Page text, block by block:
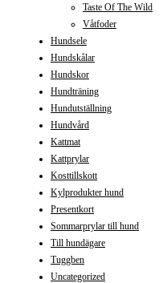
Taste Of The Wild
Våtfoder
Hundsele
Hundskålar
Hundskor
Hundträning
Hundutställning
Hundvård
Kattmat
Kattprylar
Kosttillskott
Kylprodukter hund
Presentkort
Sommarprylar till hund
Till hundägare
Tuggben
Uncategorized